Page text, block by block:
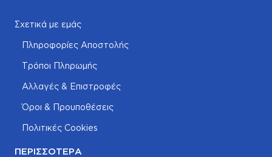
Σχετικά με εμάς
Πληροφορίες Αποστολής
Τρόποι Πληρωμής
Αλλαγές & Επιστροφές
Όροι & Προυποθέσεις
Πολιτικές Cookies
ΠΕΡΙΣΣΌΤΕΡΑ